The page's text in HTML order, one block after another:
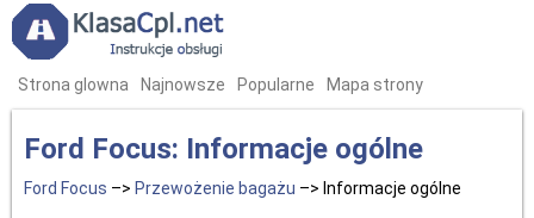
Strona glowna Najnowsze Popularne Mapa strony
Ford Focus: Informacje ogólne
Ford Focus –> Przewożenie bagażu –> Informacje ogólne